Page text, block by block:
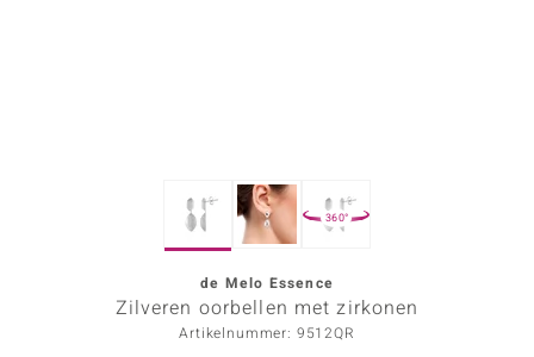
360°
de Melo Essence
Zilveren oorbellen met zirkonen
Artikelnummer: 9512QR